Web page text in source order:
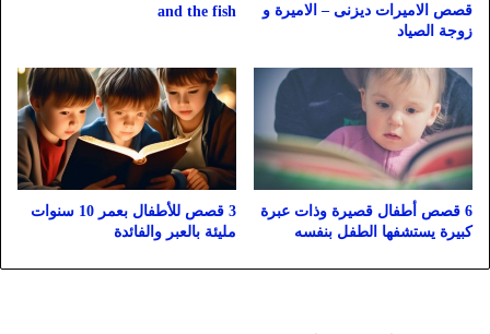
قصص الاميرات ديزنى – الاميرة و
زوجة الصياد
and the fish
6 قصص أطفال قصيرة وذات عبرة
كبيرة يستشفها الطفل بنفسه
3 قصص للأطفال بعمر 10 سنوات
مليئة بالعبر والفائدة